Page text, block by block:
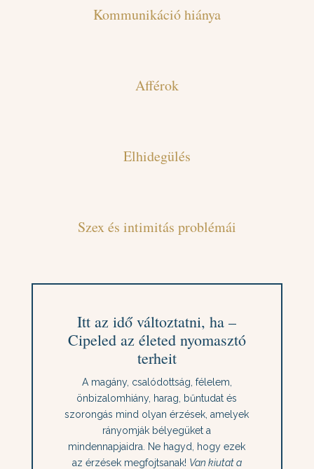
Kommunikáció hiánya
Afférok
Elhidegülés
Szex és intimitás problémái
Itt az idő változtatni, ha –
Cipeled az életed nyomasztó
terheit
A magány, csalódottság, félelem,
önbizalomhiány, harag, bűntudat és
szorongás mind olyan érzések, amelyek
rányomják bélyegüket a
mindennapjaidra. Ne hagyd, hogy ezek
az érzések megfojtsanak! Van kiutat a